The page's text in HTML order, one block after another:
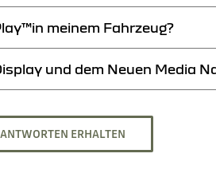
«System» und anschliessend auf
meinem Fahrzeug?
Lesen Sie dazu die entsprechendeSeite
und dem Neuen Media
ERHALTEN